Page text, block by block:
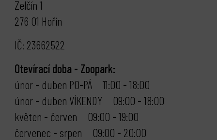
Zelčín 1
276 01 Hořín
IČ: 23662522
Otevírací doba - Zoopark:
únor - duben PO-PÁ 11:00 - 18:00
únor - duben VÍKENDY 09:00 - 18:00
květen - červen 09:00 - 19:00
červenec - srpen 09:00 - 20:00